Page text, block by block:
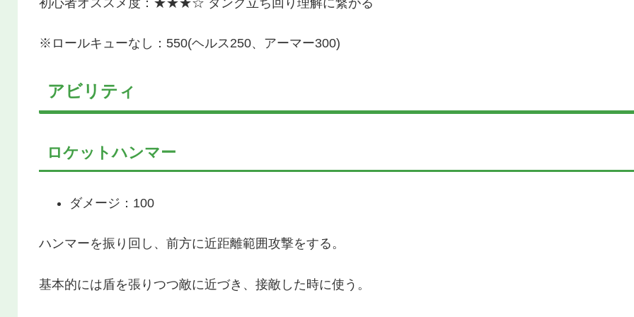
※ロールキューなし：550(ヘルス250、アーマー300)
アビリティ
ロケットハンマー
ダメージ：100
ハンマーを振り回し、前方に近距離範囲攻撃をする。
基本的には盾を張りつつ敵に近づき、接敵した時に使う。